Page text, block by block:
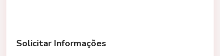
Solicitar Informações